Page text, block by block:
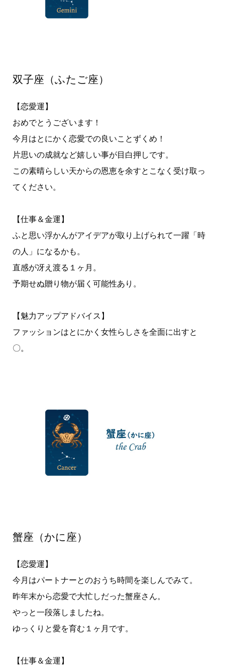
双子座（ふたご座）
【恋愛運】
おめでとうございます！
今月はとにかく恋愛での良いことずくめ！
片思いの成就など嬉しい事が目白押しです。
この素晴らしい天からの恩恵を余すとこなく受け取っ
てください。
【仕事＆金運】
ふと思い浮かんがアイデアが取り上げられて一躍「時
の人」になるかも。
直感が冴え渡る１ヶ月。
予期せぬ贈り物が届く可能性あり。
【魅力アップアドバイス】
ファッションはとにかく女性らしさを全面に出すと
〇。
蟹座（かに座）
【恋愛運】
今月はパートナーとのおうち時間を楽しんでみて。
昨年末から恋愛で大忙しだった蟹座さん。
やっと一段落しましたね。
ゆっくりと愛を育む１ヶ月です。
【仕事＆金運】